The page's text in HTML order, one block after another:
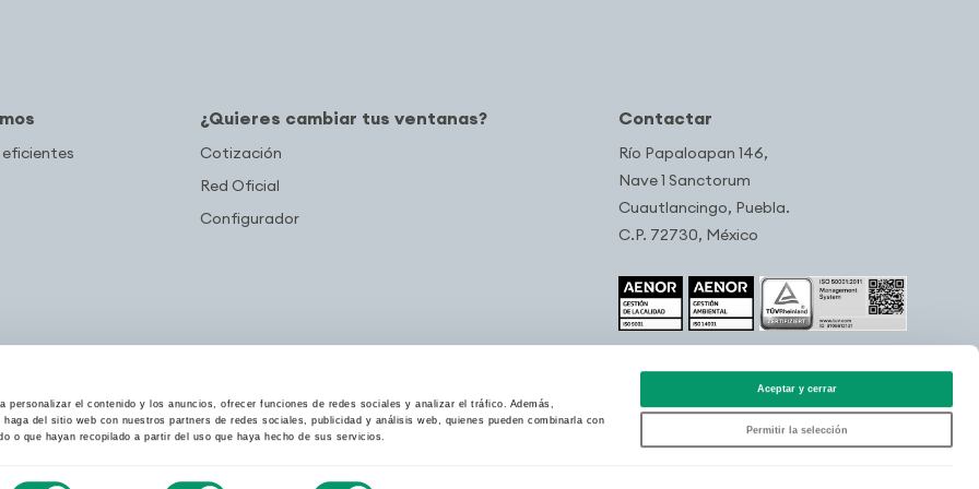
personalizar el contenido y los anuncios, ofrecer funciones de redes sociales y analizar el tráfico. Además,
del sitio web con nuestros partners de redes sociales, publicidad y análisis web, quienes pueden combinarla con
o que hayan recopilado a partir del uso que haya hecho de sus servicios.
Aceptar y cerrar
Permitir la selección
eficientes
¿Quieres cambiar tus ventanas?
Cotización
Red Oficial
Configurador
Contactar
Río Papaloapan 146,
Nave 1 Sanctorum
Cuautlancingo, Puebla.
C.P. 72730, México